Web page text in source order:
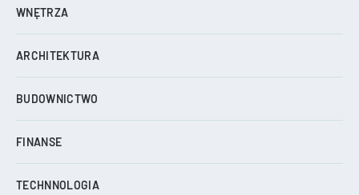
WNĘTRZA
ARCHITEKTURA
BUDOWNICTWO
FINANSE
TECHNNOLOGIA